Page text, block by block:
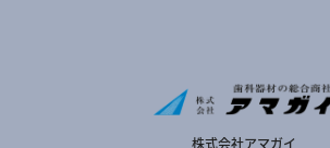
株式会社アマガイ